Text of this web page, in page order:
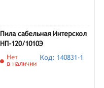
Пила сабельная Интерскол
НП-120/1010Э
Нет
в наличии
Код: 140831-1